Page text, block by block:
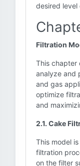
desired level
Filtration
This chapter
analyze and
and gas
optimize
and
2.1. Cake
This model
filtration
on the filter